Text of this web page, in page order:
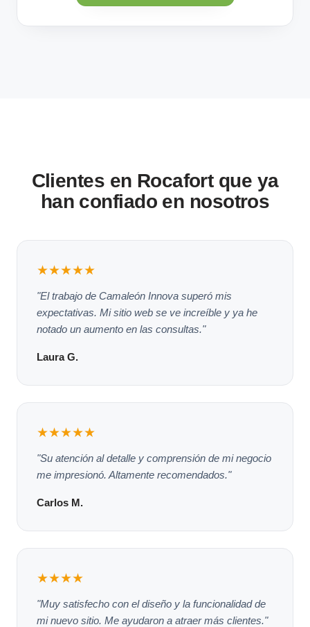
Clientes en Rocafort que ya
han confiado en nosotros
★★★★★
"El trabajo de Camaleón Innova superó mis
expectativas. Mi sitio web se ve increíble y ya he
notado un aumento en las consultas."
Laura G.
★★★★★
"Su atención al detalle y comprensión de mi negocio
me impresionó. Altamente recomendados."
Carlos M.
★★★★
"Muy satisfecho con el diseño y la funcionalidad de
mi nuevo sitio. Me ayudaron a atraer más clientes."